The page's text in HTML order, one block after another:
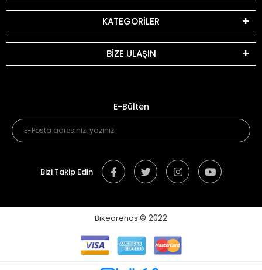
KATEGORİLER
BİZE ULAŞIN
E-Bülten
Bizi Takip Edin
Bikearenas © 2022